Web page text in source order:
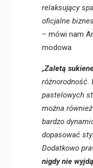
relaksujący
oficjalne
– mówi nam
modowa
„Zaletą
różnorodność.
pastelowych
można
bardzo
dopasować
Dodatkowo
nigdy nie